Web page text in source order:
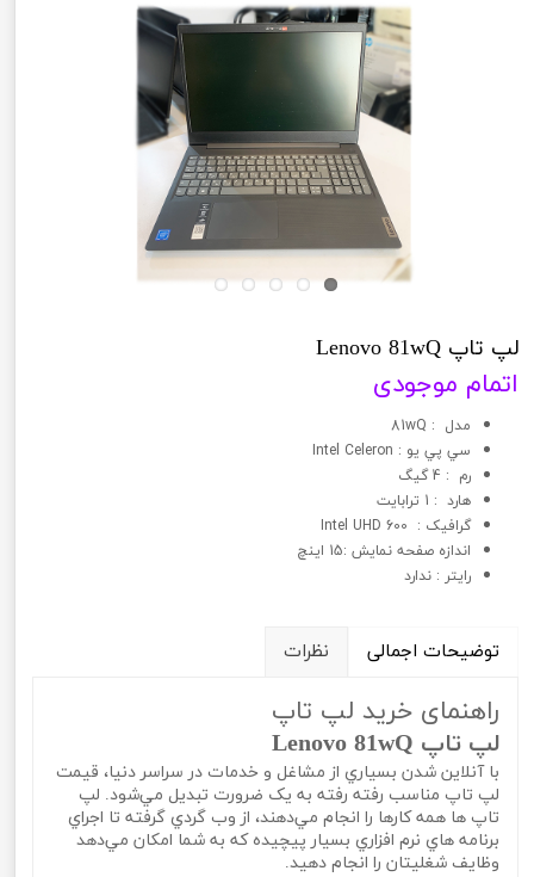
لپ تاپ Lenovo 81wQ
اتمام موجودی
مدل : 81wQ
سي پي يو : Intel Celeron
رم : 4 گیگ
هارد : 1 ترابایت
گرافيک : Intel UHD 600
اندازه صفحه نمایش :15 اینچ
رایتر : ندارد
توضیحات اجمالی نظرات
راهنمای خرید لپ تاپ
لپ تاپ Lenovo 81wQ
با آنلاين شدن بسياري از مشاغل و خدمات در سراسر دنيا، قيمت
لپ تاپ مناسب رفته رفته به يک ضرورت تبديل مي‌شود. لپ
تاپ ها همه کارها را انجام مي‌دهند، از وب گردي گرفته تا اجراي
برنامه هاي نرم افزاري بسيار پيچيده که به شما امکان مي‌دهد
وظايف شغليتان را انجام دهيد.